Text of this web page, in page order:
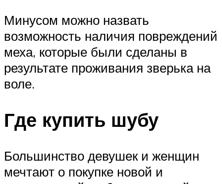
Минусом можно назвать
возможность наличия повреждений
меха, которые были сделаны в
результате проживания зверька на
воле.
Где купить шубу
Большинство девушек и женщин
мечтают о покупке новой и